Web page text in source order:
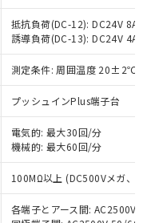
抵抗負荷(DC-12): DC24V 8A/
誘導負荷(DC-13): DC24V 4A/
測定条件: 周囲温度 20±2℃、
プッシュインPlus端子台
電気的: 最大30回/分
機械的: 最大60回/分
100MΩ以上 (DC500Vメガ、点
各端子とアース間: AC2500V
御機器事業取扱
び標準価格
だくもので
商品の中には、
なる商品もある
。
格照会結果は、
点での社内デー
ものであり、閲
があることをご
（10物質）の
たは確認中の
無形物で、有
です。
有部品として
た場合などや
ます。
以下、 カド
ポリ臭化ビフェニル
が中国RoHSの
ます。
が中国RoHSの
します。
売部門へお問
品のうち、外国
に定める商品
いう）を輸出
る場合は、日本
は役務取引許
要な手続きを